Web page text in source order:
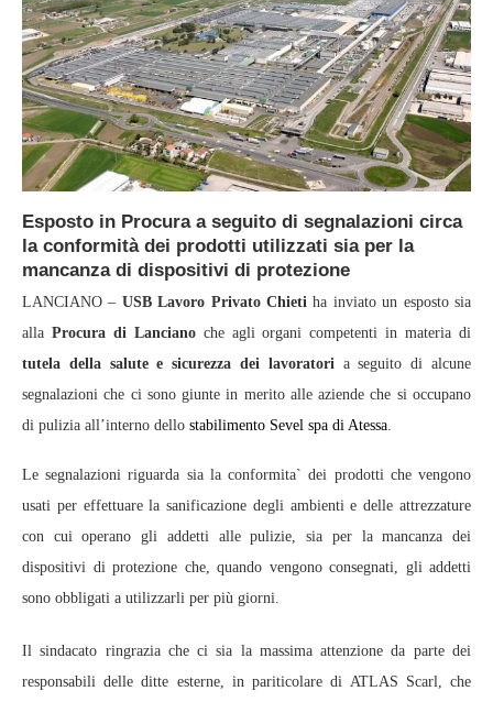
Esposto in Procura a seguito di segnalazioni circa
la conformità dei prodotti utilizzati sia per la
mancanza di dispositivi di protezione
LANCIANO – USB Lavoro Privato Chieti ha inviato un esposto sia
alla Procura di Lancianoche agli organi competenti in materia di
tutela della salute e sicurezza dei lavoratori a seguito di alcune
segnalazioni che ci sono giunte in merito alle aziende che si occupano
di pulizia all’interno dello stabilimento Sevel spa di Atessa
Le segnalazioni riguarda sia la conformita` dei prodotti che vengono
usati per effettuare la sanificazione degli ambienti e delle attrezzature
con cui operano gli addetti alle pulizie, sia per la mancanza dei
dispositivi di protezione che, quando vengono consegnati, gli addetti
sono obbligati a utilizzarli per più giorni.
Il sindacato ringrazia che ci sia la massima attenzione da parte dei
responsabili delle ditte esterne, in pariticolare di ATLAS Scarl, che